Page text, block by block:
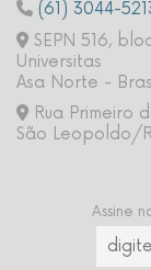
(61) 3044-
SEPN 516,
Universitas
Asa Norte -
Rua Primeiro
São Leopoldo/
Assine